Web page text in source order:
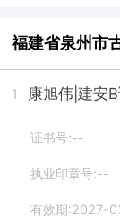
福建省泉州市
1 康旭伟 |建安
证书号:--
执业印章号:--
有效期:2027-